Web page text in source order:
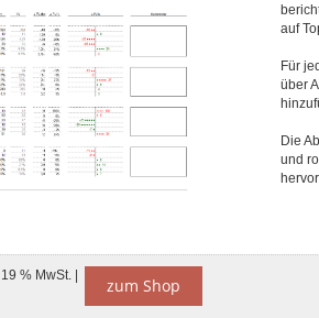
auf
Für
über
Die
und
% MwSt. | zum Shop